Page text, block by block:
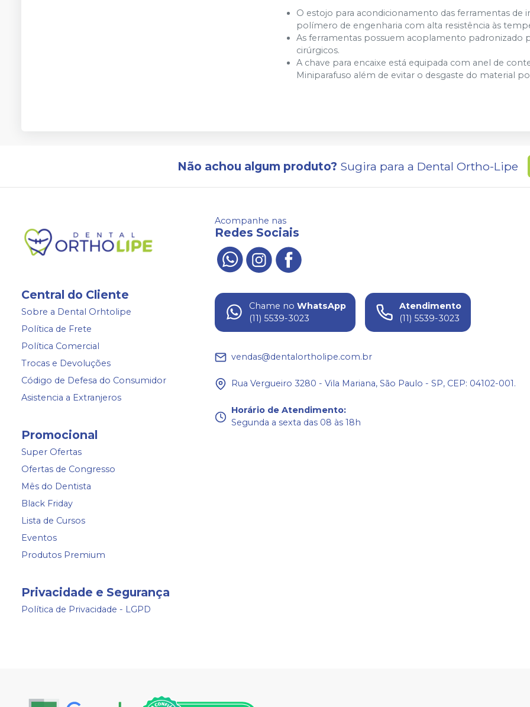
O estojo para acondicionamento das ferramentas de
polímero de engenharia com alta resistência às
As ferramentas possuem acoplamento padronizado
cirúrgicos.
A chave para encaixe está equipada com anel de
Miniparafuso além de evitar o desgaste do material
Não achou algum produto? Sugira para a Dental Ortho-Lipe
Central do Cliente
Sobre a Dental Orhtolipe
Política de Frete
Política Comercial
Trocas e Devoluções
Código de Defesa do Consumidor
Asistencia a Extranjeros
Promocional
Super Ofertas
Ofertas de Congresso
Mês do Dentista
Black Friday
Lista de Cursos
Eventos
Produtos Premium
Privacidade e Segurança
Política de Privacidade - LGPD
Acompanhe nas
Redes Sociais
Chame no WhatsApp
(11) 5539-3023
Atendimento
(11) 5539-3023
vendas@dentalortholipe.com.br
Rua Vergueiro 3280 - Vila Mariana, São Paulo - SP, CEP: 04102-001.
Horário de Atendimento:
Segunda a sexta das 08 às 18h